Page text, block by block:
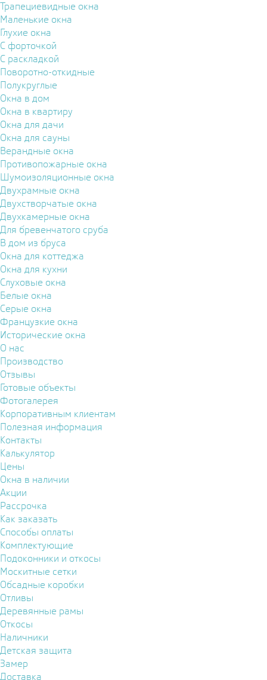
Трапециевидные окна
Маленькие окна
Глухие окна
С форточкой
С раскладкой
Поворотно-откидные
Полукруглые
Окна в дом
Окна в квартиру
Окна для дачи
Окна для сауны
Верандные окна
Противопожарные окна
Шумоизоляционные окна
Двухрамные окна
Двухстворчатые окна
Двухкамерные окна
Для бревенчатого сруба
В дом из бруса
Окна для коттеджа
Окна для кухни
Слуховые окна
Белые окна
Серые окна
Французкие окна
Исторические окна
О нас
Производство
Отзывы
Готовые объекты
Фотогалерея
Корпоративным клиентам
Полезная информация
Контакты
Калькулятор
Цены
Окна в наличии
Акции
Рассрочка
Как заказать
Способы оплаты
Комплектующие
Подоконники и откосы
Москитные сетки
Обсадные коробки
Отливы
Деревянные рамы
Откосы
Наличники
Детская защита
Замер
Доставка